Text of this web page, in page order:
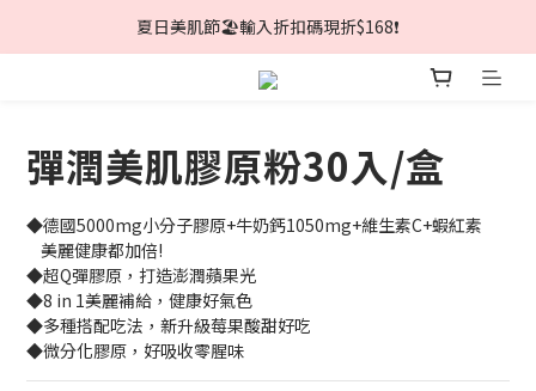
夏日美肌節🏖️輸入折扣碼現折$168❗
夏日美肌節🏖️輸入折扣碼現折$168❗
全館消費滿$980免運🚚
夏日美肌節🏖️輸入折扣碼現折$168❗
彈潤美肌膠原粉30入/盒
◆德國5000mg小分子膠原+牛奶鈣1050mg+維生素C+蝦紅素
    美麗健康都加倍!
◆超Q彈膠原，打造澎潤蘋果光
◆8 in 1美麗補給，健康好氣色
◆多種搭配吃法，新升級莓果酸甜好吃
◆微分化膠原，好吸收零腥味